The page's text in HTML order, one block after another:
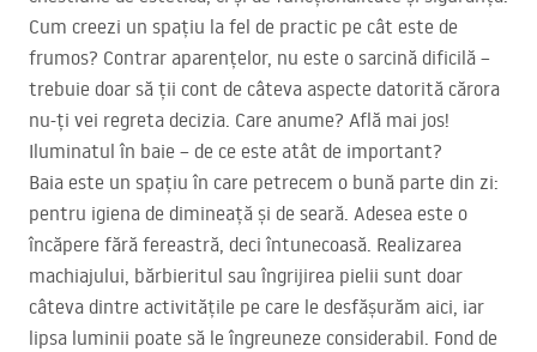
Cum creezi un spațiu la fel de practic pe cât este de
frumos? Contrar aparențelor, nu este o sarcină dificilă –
trebuie doar să ții cont de câteva aspecte datorită cărora
nu-ți vei regreta decizia. Care anume? Află mai jos!
Iluminatul în baie – de ce este atât de important?
Baia este un spațiu în care petrecem o bună parte din zi:
pentru igiena de dimineață și de seară. Adesea este o
încăpere fără fereastră, deci întunecoasă. Realizarea
machiajului, bărbieritul sau îngrijirea pielii sunt doar
câteva dintre activitățile pe care le desfășurăm aici, iar
lipsa luminii poate să le îngreuneze considerabil. Fond de